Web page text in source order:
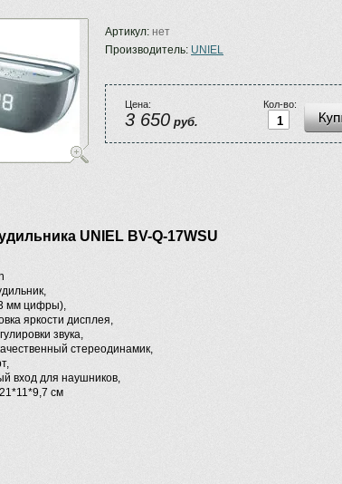
Артикул: нет
Производитель: UNIEL
Кол-во:
Цена:
3 650 руб.
UNIEL BV-Q-17WSU
мм цифры),
яркости дисплея,
звука,
стереодинамик,
вход для наушников,
см